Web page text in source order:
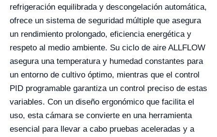
refrigeración equilibrada y descongelación automática,
ofrece un sistema de seguridad múltiple que asegura
un rendimiento prolongado, eficiencia energética y
respeto al medio ambiente. Su ciclo de aire ALLFLOW
asegura una temperatura y humedad constantes para
un entorno de cultivo óptimo, mientras que el control
PID programable garantiza un control preciso de estas
variables. Con un diseño ergonómico que facilita el
uso, esta cámara se convierte en una herramienta
esencial para llevar a cabo pruebas aceleradas y a